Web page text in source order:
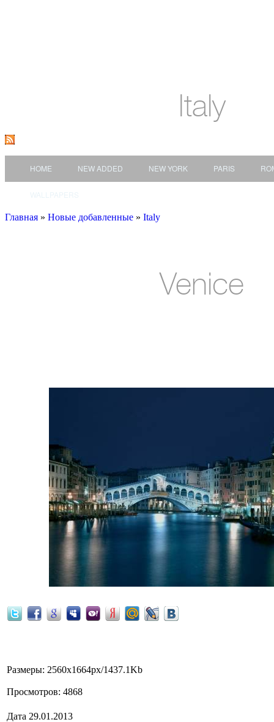
Italy
HOME NEW ADDED NEW YORK PARIS
Главная » Новые добавленные » Italy
Venice
Размеры: 2560x1664px/1437.1Kb
Просмотров: 4868
Дата 29.01.2013